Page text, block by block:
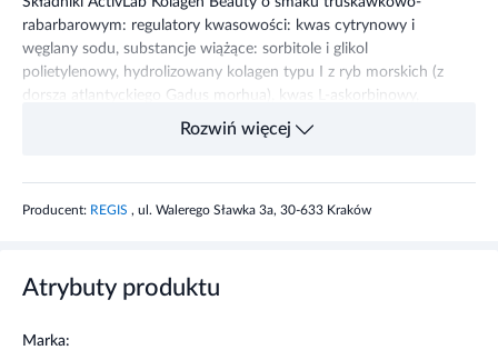
rabarbarowym: regulatory kwasowości: kwas cytrynowy i
węglany sodu, substancje wiążące: sorbitole i glikol
polietylenowy, hydrolizowany kolagen typu I z ryb morskich (z
dorsza atlantyckiego Gadus morhua), kwas L-askorbinowy,
ekstrakt z owoców dzikiej róży, kwas hialuronowy, aromaty w
tym naturalne, substancje słodzące: glikozydy stewiolowe i
substancja przeciwzbrylająca - sole magnezowe kwasów
tłuszczowych.
dla urody, który dzięki hydrolizowanej formie dostarcza łatwo
Rozwiń więcej
Producent: REGIS , ul. Walerego Sławka 3a, 30-633 Kraków
Atrybuty produktu
Marka: